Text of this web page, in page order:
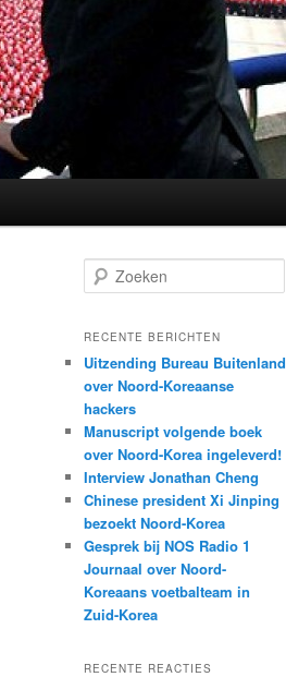
o
k
n
RECENTE BERICHTEN
Uitzending Bureau Buitenland
over Noord-Koreaanse
hackers
Manuscript volgende boek
over Noord-Korea ingeleverd!
Interview Jonathan Cheng
Chinese president Xi Jinping
bezoekt Noord-Korea
Gesprek bij NOS Radio 1
Journaal over Noord-
Koreaans voetbalteam in
Zuid-Korea
RECENTE REACTIES